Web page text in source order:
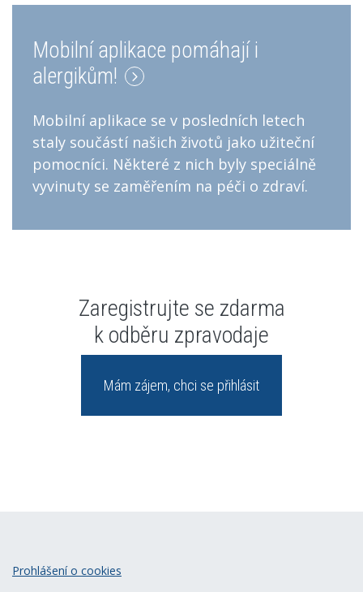
Mobilní aplikace pomáhají i
alergikům!
Mobilní aplikace se v posledních letech
staly součástí našich životů jako užiteční
pomocníci. Některé z nich byly speciálně
vyvinuty se zaměřením na péči o zdraví.
Zaregistrujte se zdarma
k odběru zpravodaje
Mám zájem, chci se přihlásit
Prohlášení o cookies